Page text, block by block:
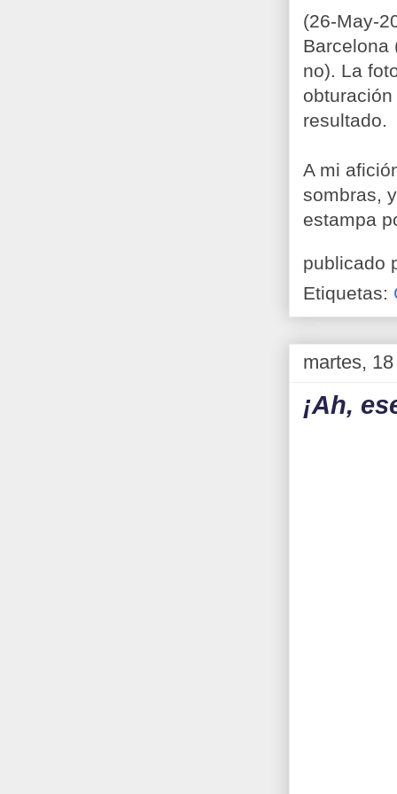
(26-May-
Barcelona
no). La
resultado.
A mi
sombras,
estampa
publicado
Etiquetas:
martes,
¡Ah,